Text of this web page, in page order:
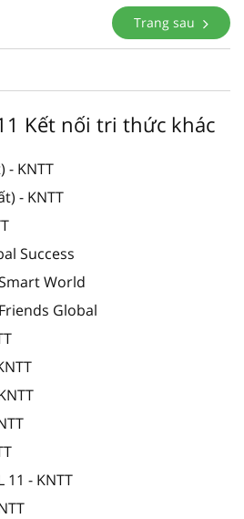
Trang sau
Kết nối tri thức khác
- KNTT
- KNTT
Success
World
Global
11 - KNTT